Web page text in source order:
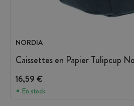
NORDIA
Caissettes en Papier Tulipcup
16,59 €
En stock